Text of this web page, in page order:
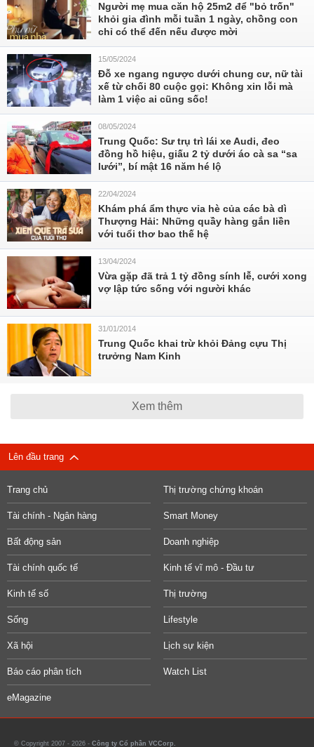
Người mẹ mua căn hộ 25m2 để "bỏ trốn"
khỏi gia đình mỗi tuần 1 ngày, chồng con
chỉ có thể đến nếu được mời
15/05/2024
Đỗ xe ngang ngược dưới chung cư, nữ tài
xế từ chối 80 cuộc gọi: Không xin lỗi mà
làm 1 việc ai cũng sốc!
08/05/2024
Trung Quốc: Sư trụ trì lái xe Audi, đeo
đồng hồ hiệu, giấu 2 tỷ dưới áo cà sa “sa
lưới”, bí mật 16 năm hé lộ
22/04/2024
Khám phá ẩm thực vỉa hè của các bà dì
Thượng Hải: Những quầy hàng gắn liền
với tuổi thơ bao thế hệ
13/04/2024
Vừa gặp đã trả 1 tỷ đồng sính lễ, cưới xong
vợ lập tức sống với người khác
31/01/2014
Trung Quốc khai trừ khỏi Đảng cựu Thị
trưởng Nam Kinh
Xem thêm
Lên đầu trang
Trang chủ Thị trường chứng khoán
Tài chính - Ngân hàng Smart Money
Bất động sản Doanh nghiệp
Tài chính quốc tế Kinh tế vĩ mô - Đầu tư
Kinh tế số Thị trường
Sống Lifestyle
Xã hội Lịch sự kiện
Báo cáo phân tích Watch List
eMagazine
© Copyright 2007 - 2026 - Công ty Cổ phần VCCorp.